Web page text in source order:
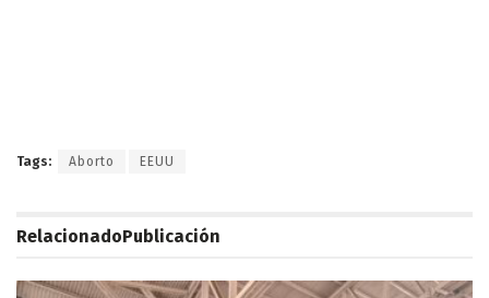
Tags: Aborto EEUU
RelacionadoPublicación